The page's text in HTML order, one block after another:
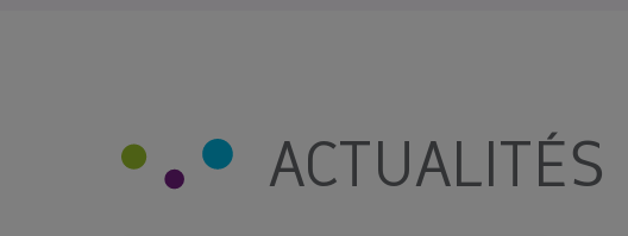
ACTUALITÉS